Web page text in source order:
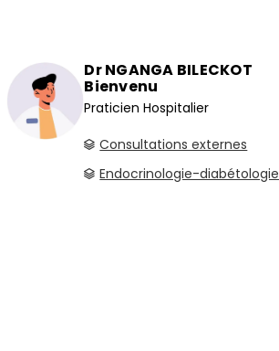
Dr NGANGA BILECKOT
Bienvenu
Praticien Hospitalier
Consultations externes
Endocrinologie-diabétologie